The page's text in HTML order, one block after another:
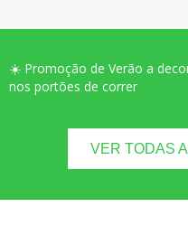
☀️ Promoção de Verão a
nos portões de correr
VER TODAS